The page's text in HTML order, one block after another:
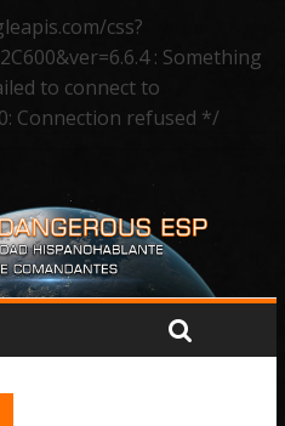
css?
: Something
to connect to
Connection refused */